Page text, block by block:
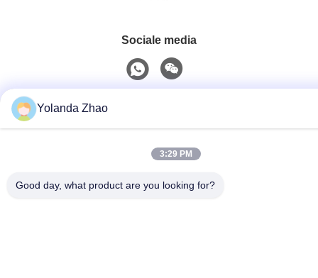
Sociale media
Telefoon
E-mail
Yolanda Zhao
3:29 PM
Good day, what product are you looking for?